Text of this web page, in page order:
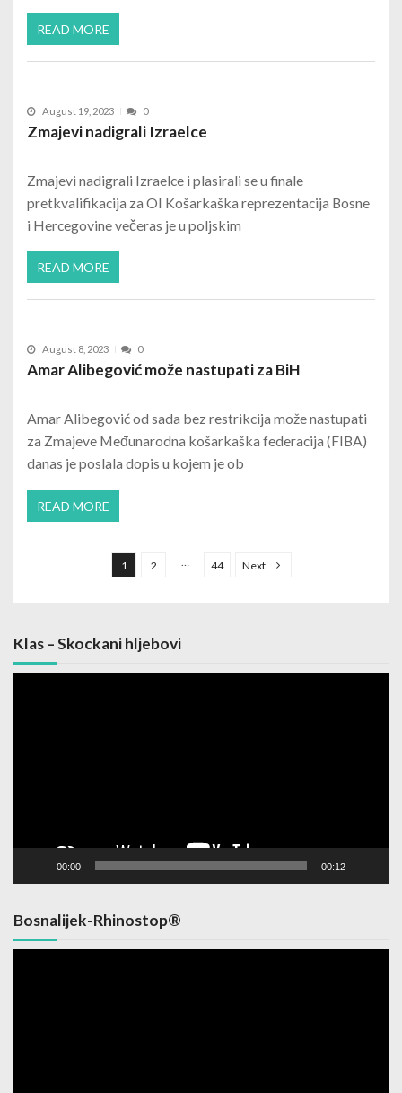
READ MORE
August 19, 2023 0
Zmajevi nadigrali Izraelce
Zmajevi nadigrali Izraelce i plasirali se u finale
pretkvalifikacija za OI Košarkaška reprezentacija Bosne
i Hercegovine večeras je u poljskim
READ MORE
August 8, 2023 0
Amar Alibegović može nastupati za BiH
Amar Alibegović od sada bez restrikcija može nastupati
za Zmajeve Međunarodna košarkaška federacija (FIBA)
danas je poslala dopis u kojem je ob
READ MORE
1 2 … 44 Next
Klas – Skockani hljebovi
00:00 00:12
Bosnalijek-Rhinostop®